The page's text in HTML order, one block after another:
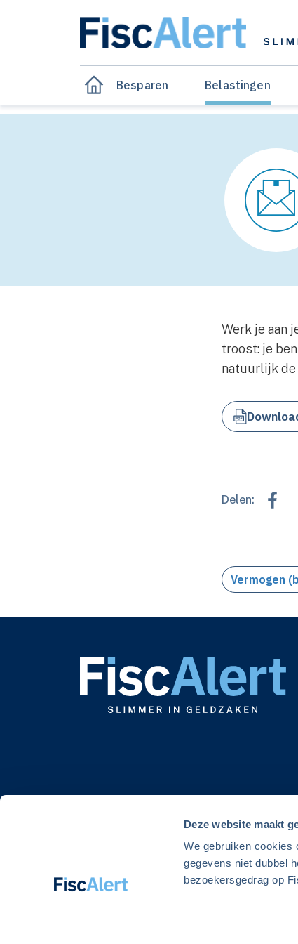
Deze website maakt
We gebruiken cookies
gegevens niet dubbel
bezoekersgedrag op
Besparen Belastingen
Werk je aan
troost: je
natuurlijk de
Delen:
Vermogen